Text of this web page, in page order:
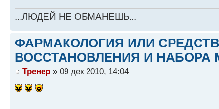
...ЛЮДЕЙ НЕ ОБМАНЕШЬ...
ФАРМАКОЛОГИЯ ИЛИ
ВОССТАНОВЛЕНИЯ И НАБОРА
Тренер » 09 дек 2010, 14:04